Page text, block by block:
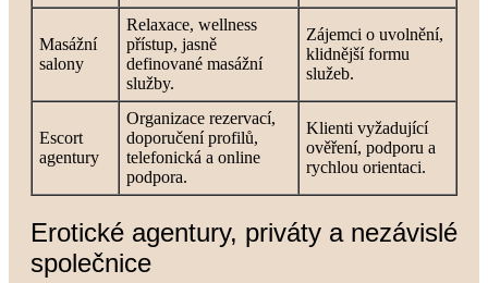
Masážní
salony
Relaxace, wellness
přístup, jasně
definované masážní
služby.
Zájemci o uvolnění,
klidnější formu
služeb.
Escort
agentury
Organizace rezervací,
doporučení profilů,
telefonická a online
podpora.
Klienti vyžadující
ověření, podporu a
rychlou orientaci.
Erotické agentury, priváty a nezávislé
společnice